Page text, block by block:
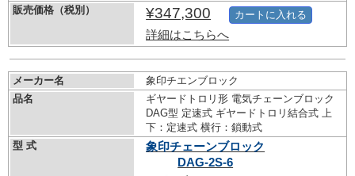
販売価格（税別） ¥347,300
詳細はこちらへ
カートに入れる
メーカー名
象印チエンブロック
品名
ギヤードトロリ形 電気チェーンブロック
DAG型 定速式 ギヤードトロリ結合式 上
下：定速式 横行：鎖動式
型 式
象印チェーンブロック
DAG-2S-6